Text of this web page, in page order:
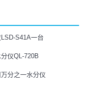
S41A一台
仪QL-720B
分之一水分仪